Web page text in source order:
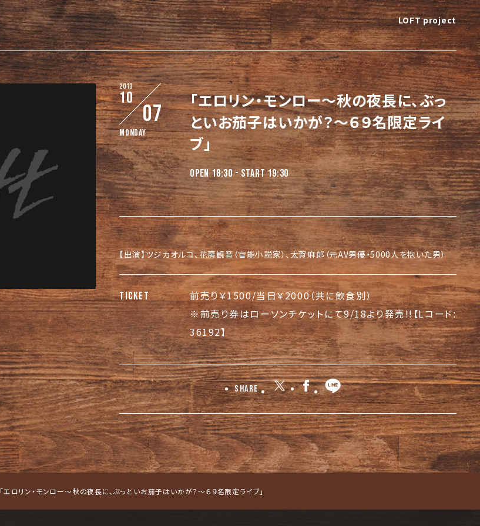
LOFT project
2013
10
07
Monday
「エロリン・モンロー～秋の夜長に、ぶっ
といお茄子はいかが？～６９名限定ライ
ブ」
OPEN 18:30 - START 19:30
【出演】ツジカオルコ、花房観音（官能小説家）、太賀麻郎（元AV男優・5000人を抱いた男）
TICKET
前売り￥1500/当日￥2000（共に飲食別）
※前売り券はローソンチケットにて9/18より発売!!【Lコード:
36192】
Share
「エロリン・モンロー～秋の夜長に、ぶっといお茄子はいかが？～６９名限定ライブ」